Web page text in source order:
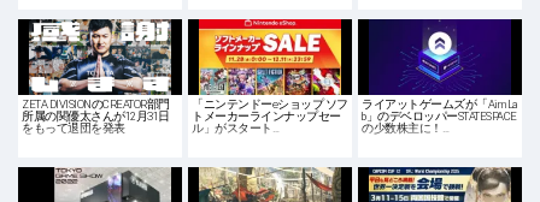
ZETA DIVISIONのCREATOR部門
所属の関優太さんが12月31日
をもって退団を発表
「ニンテンドーeショップ ソフ
トメーカーラインナップセー
ル」がスタート…
ライアットゲームズが「Aim La
b」のデベロッパーSTATESPACE
の少数株主に！…